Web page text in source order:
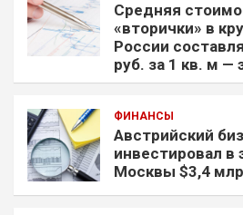
Средняя
«вторички» в
России
руб. за 1 кв. м —
ФИНАНСЫ
Австрийский
инвестировал в
Москвы $3,4